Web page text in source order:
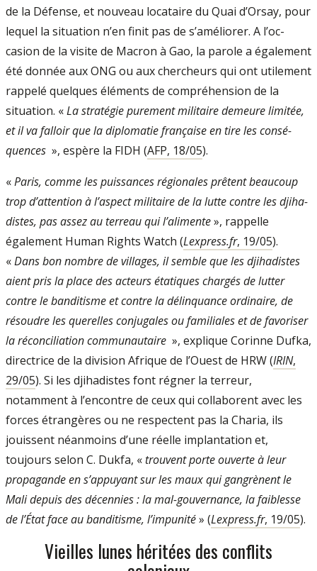
de la Défense, et nouveau lo­cataire du Quai d’Orsay, pour
lequel la situation n’en finit pas de s’améliorer. A l’oc­
casion de la visite de Macron à Gao, la parole a également
été donnée aux ONG ou aux chercheurs qui ont utilement
rappelé quelques éléments de compréhension de la
situation. «La stratégie purement militaire demeure limitée,
et il va falloir que la di­plomatie française en tire les consé­
quences », espère la FIDH (AFP, 18/05).
«Paris, comme les puissances régionales prêtent beaucoup
trop d’attention à l’as­pect militaire de la lutte contre les djiha­
distes, pas assez au terreau qui l’alimente», rappelle
également Human Rights Watch (Lexpress.fr, 19/05).
«Dans bon nombre de villages, il semble que les djihadistes
aient pris la place des acteurs étatiques chargés de lutter
contre le bandi­tisme et contre la délinquance ordinaire, de
résoudre les querelles conjugales ou fa­miliales et de favoriser
la réconciliation communautaire », explique Corinne Dufka,
directrice de la division Afrique de l’Ouest de HRW (IRIN,
29/05). Si les djihadistes font régner la terreur,
notamment à l’encontre de ceux qui collaborent avec les
forces étrangères ou ne respectent pas la Charia, ils
jouissent néanmoins d’une réelle implanta­tion et,
toujours selon C. Dukfa, «trouvent porte ouverte à leur
propagande en s’ap­puyant sur les maux qui gangrènent le
Mali depuis des décennies : la mal­-gouver­nance, la faiblesse
de l’État face au bandi­tisme, l’impunité» (Lexpress.fr, 19/05).
Vieilles lunes héritées des conflits